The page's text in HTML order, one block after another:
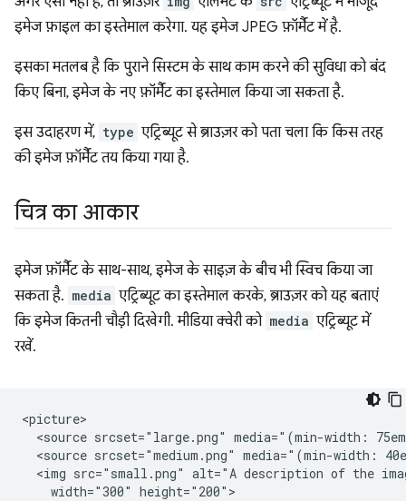
इमेज फ़ाइल का इस्तेमाल करेगा. यह इमेज JPEG फ़ॉर्मैट में है.
इसका मतलब है कि पुराने सिस्टम के साथ काम करने की सुविधा को बंद
किए बिना, इमेज के नए फ़ॉर्मैट का इस्तेमाल किया जा सकता है.
इस उदाहरण में, type एट्रिब्यूट से ब्राउज़र को पता चला कि किस तरह
की इमेज फ़ॉर्मैट तय किया गया है.
चित्र का आकार
इमेज फ़ॉर्मैट के साथ-साथ, इमेज के साइज़ के बीच भी स्विच किया जा
सकता है. media एट्रिब्यूट का इस्तेमाल करके, ब्राउज़र को यह बताएं
कि इमेज कितनी चौड़ी दिखेगी. मीडिया क्वेरी को media एट्रिब्यूट में
रखें.
<picture>
<source srcset="large.png" media="(min-width:
<source srcset="medium.png" media="(min-width:
<img src="small.png" alt="A description of the
    width="300" height="200">